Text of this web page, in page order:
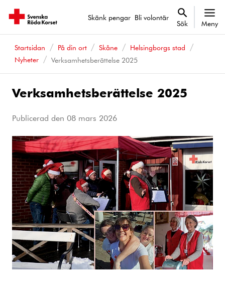
Skänk pengar Bli volontär
Sök Meny
Startsidan På din ort Skåne
Helsingborgs stad
Nyheter
Verksamhetsberättelse 2025
Verksamhetsberättelse 2025
Publicerad den 08 mars 2026